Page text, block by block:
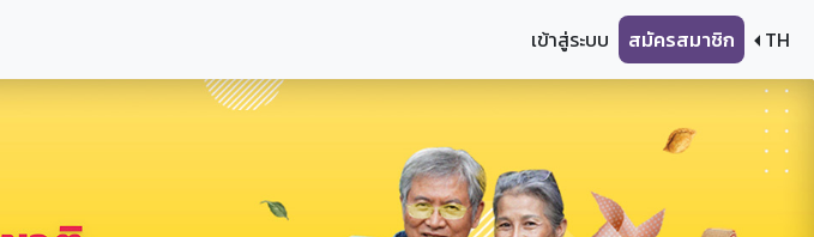
เข้าสู่ระบบ สมัครสมาชิก TH